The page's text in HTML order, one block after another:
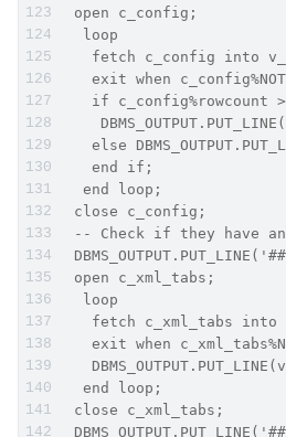
open c_config;
  loop
fetch c_config into
exit when
if c_config%rowcount
else
   end if;
  end loop;
close c_config;
-- Check if they have
open c_xml_tabs;
  loop
fetch c_xml_tabs into
exit when
  end loop;
close c_xml_tabs;